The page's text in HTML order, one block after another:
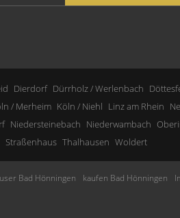
Dierdorf Dürrholz / Werlenbach
/ Merheim Köln / Niehl Linz am Rhein
Niedersteinebach Niederwambach
Straßenhaus Thalhausen Woldert
Bad Hönningen kaufen Bad Hönningen